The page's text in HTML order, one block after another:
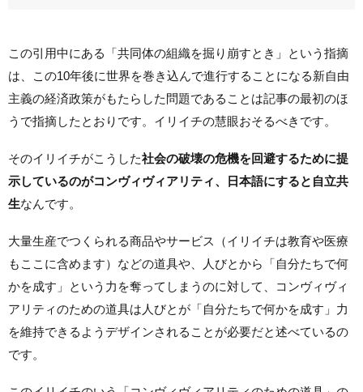
この引用中にある「共同体の組織を掘り崩すとき」という指摘
は、この10年後に世界を巻き込んで進行することになる新自由
主義の経済政策がもたらした問題であることは記事の最初のほ
うで指摘したとおりです。イリイチの慧眼おそるべきです。
そのイリイチがこうした社会の破壊の危機を回避するために提
示しているのがコンヴィヴィアリティ、日本語にすると自立共
生なんです。
大量生産でつくられる商品やサービス（イリイチは教育や医療
もここに含めます）などの道具や、人びとから「自分たちで何
かを成す」という力を奪ってしまうのに対して、コンヴィヴィ
アリティのための道具は人びとが「自分たちで何かを成す」力
を維持できるようデザインされることが必要だと述べているの
です。